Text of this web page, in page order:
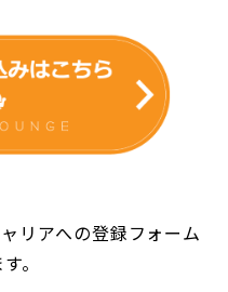
リアへの登録フォーム
。